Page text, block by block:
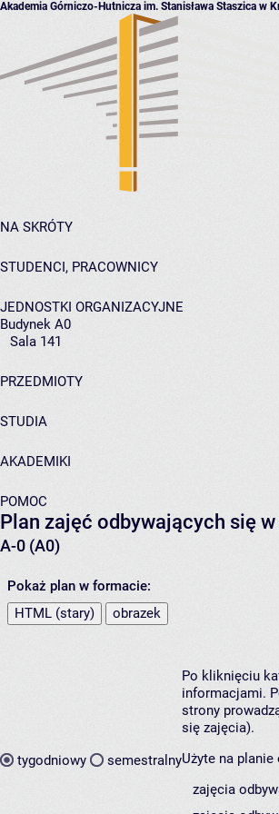
Akademia Górniczo-Hutnicza im. Stanisława Staszica w
NA SKRÓTY
STUDENCI, PRACOWNICY
JEDNOSTKI ORGANIZACYJNE
Budynek A0
Sala 141
PRZEDMIOTY
STUDIA
AKADEMIKI
POMOC
Plan zajęć odbywających się
A-0 (A0)
Pokaż plan w formacie:
HTML (stary)
obrazek
tygodniowy semestralny
Po kliknięciu
informacjami.
strony
się zajęcia).
Użyte na planie
zajęcia